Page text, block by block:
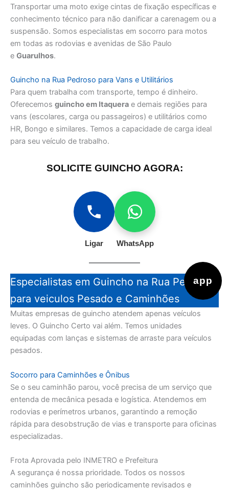
app
Transportar uma moto exige cintas de fixação específicas e
conhecimento técnico para não danificar a carenagem ou a
suspensão. Somos especialistas em socorro para motos
em todas as rodovias e avenidas de São Paulo
e Guarulhos.
Guincho na Rua Pedroso para Vans e Utilitários
Para quem trabalha com transporte, tempo é dinheiro.
Oferecemos guincho em Itaquera e demais regiões para
vans (escolares, carga ou passageiros) e utilitários como
HR, Bongo e similares. Temos a capacidade de carga ideal
para seu veículo de trabalho.
SOLICITE GUINCHO AGORA:
Ligar WhatsApp
Especialistas em Guincho na Rua Pedroso
para veiculos Pesado e Caminhões
Muitas empresas de guincho atendem apenas veículos
leves. O Guincho Certo vai além. Temos unidades
equipadas com lanças e sistemas de arraste para veículos
pesados.
Socorro para Caminhões e Ônibus
Se o seu caminhão parou, você precisa de um serviço que
entenda de mecânica pesada e logística. Atendemos em
rodovias e perímetros urbanos, garantindo a remoção
rápida para desobstrução de vias e transporte para oficinas
especializadas.
Frota Aprovada pelo INMETRO e Prefeitura
A segurança é nossa prioridade. Todos os nossos
caminhões guincho são periodicamente revisados e